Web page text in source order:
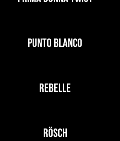
PUNTO BLANCO
REBELLE
RÖSCH